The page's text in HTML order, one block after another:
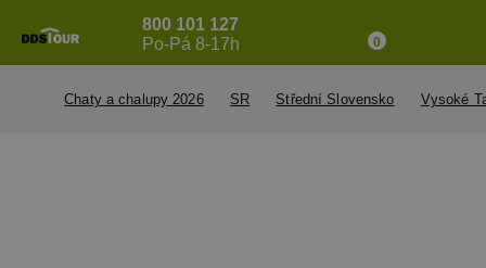
800 101 127
Po-Pá 8-17h
0
Chaty a chalupy 2026 SR Střední Slovensko Vysoké